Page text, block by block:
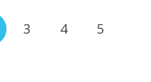
3 4 5